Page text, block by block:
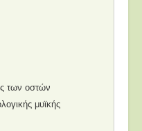
των οστών
μυϊκής